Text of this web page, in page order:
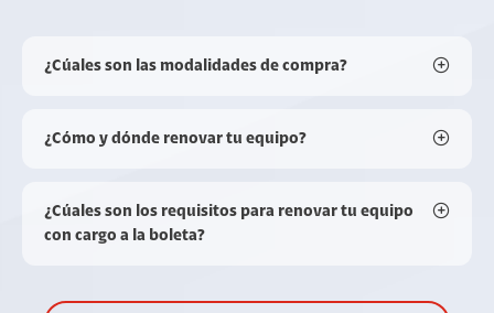
¿Cúales son las modalidades de compra?
¿Cómo y dónde renovar tu equipo?
¿Cúales son los requisitos para renovar tu equipo
con cargo a la boleta?